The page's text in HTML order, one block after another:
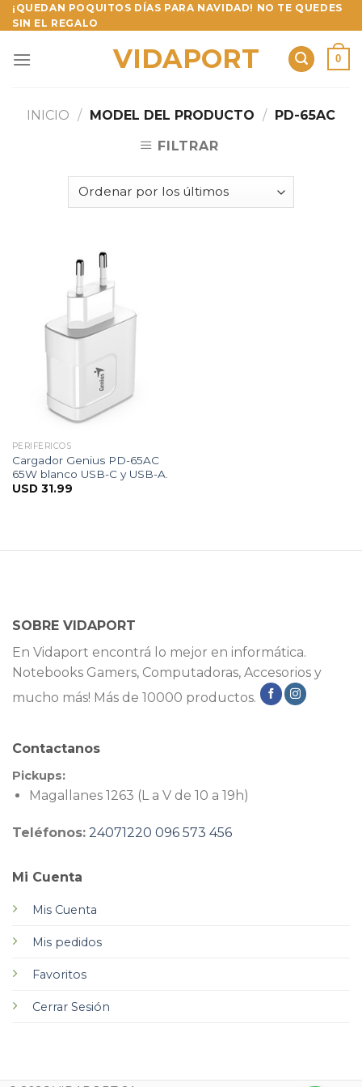
Skip
to
¡QUEDAN POQUITOS DÍAS PARA NAVIDAD! NO TE QUEDES
SIN EL REGALO
VIDAPORT 0
INICIO / MODEL DEL PRODUCTO / PD-65AC
FILTRAR
PERIFÉRICOS
Cargador Genius PD-65AC
65W blanco USB-C y USB-A.
USD 31.99
SOBRE VIDAPORT
En Vidaport encontrá lo mejor en informática.
Notebooks Gamers, Computadoras, Accesorios y
mucho más! Más de 10000 productos.
Mi Cuenta
Mis Cuenta
Mis pedidos
Favoritos
Cerrar Sesión
Contactanos
Pickups:
Magallanes 1263 (L a V de 10 a 19h)
Teléfonos: 24071220 096 573 456